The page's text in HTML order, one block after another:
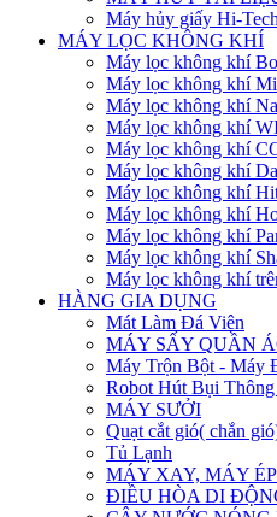
Máy hủy giấy Hi-Tech
MÁY LỌC KHÔNG KHÍ
Máy lọc không khí
Máy lọc không khí
Máy lọc không khí
Máy lọc không khí
Máy lọc không khí
Máy lọc không khí
Máy lọc không khí
Máy lọc không khí
Máy lọc không khí
Máy lọc không khí
Máy lọc không khí
HÀNG GIA DỤNG
Mát Làm Đá Viên
MÁY SẤY QUẦN
Máy Trộn Bột - Máy
Robot Hút Bụi
MÁY SƯỞI
Quạt cắt gió( chắn
Tủ Lạnh
MÁY XAY, MÁY ÉP
ĐIỀU HÒA DI